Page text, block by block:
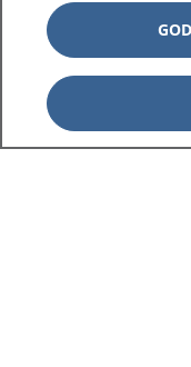
1177 på flera språk
Om 1177
Kontakt